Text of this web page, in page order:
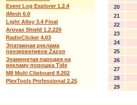
Event Log Explorer 1.2.4
iMesh 6.0
Light Alloy 3.4 Final
Arovax Shield 1.2.220
RadioClicker 4.03
Эпатажная реклама
презервативов Zazoo
Знаменитая пародия на
рекламу порошка Tide
M8 Multi Clipboard 8.202
PlexTools Professional 2.25
20
21
22
23
24
25
26
27
28
29